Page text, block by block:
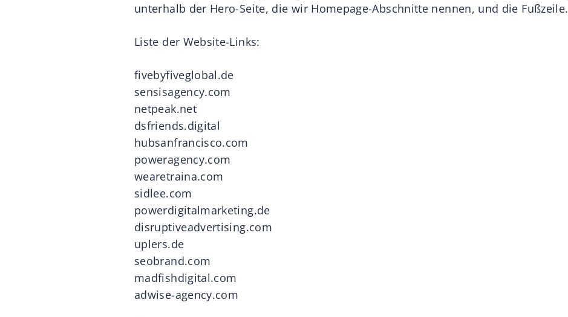
unterhalb der Hero-Seite, die wir Homepage-Abschnitte nennen, und die Fußzeile.
Liste der Website-Links:
fivebyfiveglobal.de
sensisagency.com
netpeak.net
dsfriends.digital
hubsanfrancisco.com
poweragency.com
wearetraina.com
sidlee.com
powerdigitalmarketing.de
disruptiveadvertising.com
uplers.de
seobrand.com
madfishdigital.com
adwise-agency.com